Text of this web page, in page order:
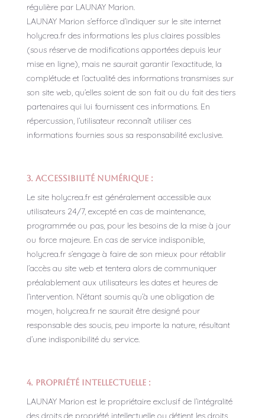
régulière par LAUNAY Marion.
LAUNAY Marion s’efforce d’indiquer sur le site internet
holycrea.fr des informations les plus claires possibles
(sous réserve de modifications apportées depuis leur
mise en ligne), mais ne saurait garantir l’exactitude, la
complétude et l’actualité des informations transmises sur
son site web, qu’elles soient de son fait ou du fait des tiers
partenaires qui lui fournissent ces informations. En
répercussion, l’utilisateur reconnaît utiliser ces
informations fournies sous sa responsabilité exclusive.
3. Accessibilité Numérique :
Le site holycrea.fr est généralement accessible aux
utilisateurs 24/7, excepté en cas de maintenance,
programmée ou pas, pour les besoins de la mise à jour
ou force majeure. En cas de service indisponible,
holycrea.fr s’engage à faire de son mieux pour rétablir
l’accès au site web et tentera alors de communiquer
préalablement aux utilisateurs les dates et heures de
l’intervention. N’étant soumis qu’à une obligation de
moyen, holycrea.fr ne saurait être designé pour
responsable des soucis, peu importe la nature, résultant
d’une indisponibilité du service.
4. Propriété intellectuelle :
LAUNAY Marion est le propriétaire exclusif de l’intégralité
des droits de propriété intellectuelle ou détient les droits